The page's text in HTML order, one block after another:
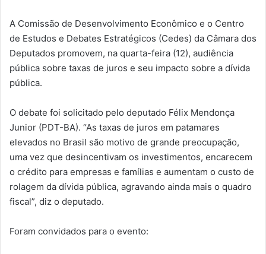
A Comissão de Desenvolvimento Econômico e o Centro
de Estudos e Debates Estratégicos (Cedes) da Câmara dos
Deputados promovem, na quarta-feira (12), audiência
pública sobre taxas de juros e seu impacto sobre a dívida
pública.
O debate foi solicitado pelo deputado Félix Mendonça
Junior (PDT-BA). “As taxas de juros em patamares
elevados no Brasil são motivo de grande preocupação,
uma vez que desincentivam os investimentos, encarecem
o crédito para empresas e famílias e aumentam o custo de
rolagem da dívida pública, agravando ainda mais o quadro
fiscal”, diz o deputado.
Foram convidados para o evento: